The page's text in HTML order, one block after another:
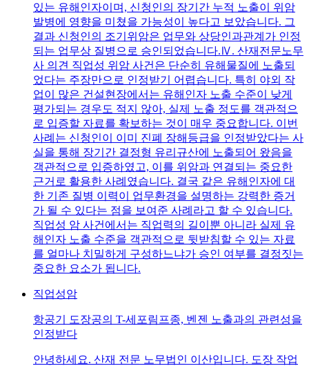
있는 유해인자이며, 신청인의 장기간 누적 노출이 위암
발병에 영향을 미쳤을 가능성이 높다고 보았습니다. 그
결과 신청인의 조기위암은 업무와 상당인과관계가 인정
되는 업무상 질병으로 승인되었습니다.Ⅳ. 산재전문노무
사 의견 직업성 위암 사건은 단순히 유해물질에 노출되
었다는 주장만으로 인정받기 어렵습니다. 특히 야외 작
업이 많은 건설현장에서는 유해인자 노출 수준이 낮게
평가되는 경우도 적지 않아, 실제 노출 정도를 객관적으
로 입증할 자료를 확보하는 것이 매우 중요합니다. 이번
사례는 신청인이 이미 진폐 장해등급을 인정받았다는 사
실을 통해 장기간 결정형 유리규산에 노출되어 왔음을
객관적으로 입증하였고, 이를 위암과 연결되는 중요한
근거로 활용한 사례였습니다. 결국 같은 유해인자에 대
한 기존 질병 이력이 업무환경을 설명하는 강력한 증거
가 될 수 있다는 점을 보여준 사례라고 할 수 있습니다.
직업성 암 사건에서는 직업력의 길이뿐 아니라 실제 유
해인자 노출 수준을 객관적으로 뒷받침할 수 있는 자료
를 얼마나 치밀하게 구성하느냐가 승인 여부를 결정짓는
중요한 요소가 됩니다.
직업성암
항공기 도장공의 T-세포림프종, 벤젠 노출과의 관련성을
인정받다
안녕하세요. 산재 전문 노무법인 이산입니다. 도장 작업